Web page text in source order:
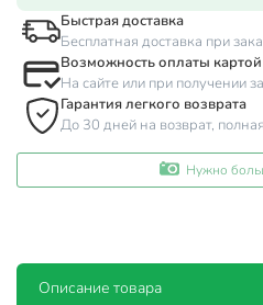
Быстрая доставка
Бесплатная доставка при
Возможность оплаты картой
На сайте или при получении
Гарантия легкого возврата
До 30 дней на возврат,
Нужно
Описание товара